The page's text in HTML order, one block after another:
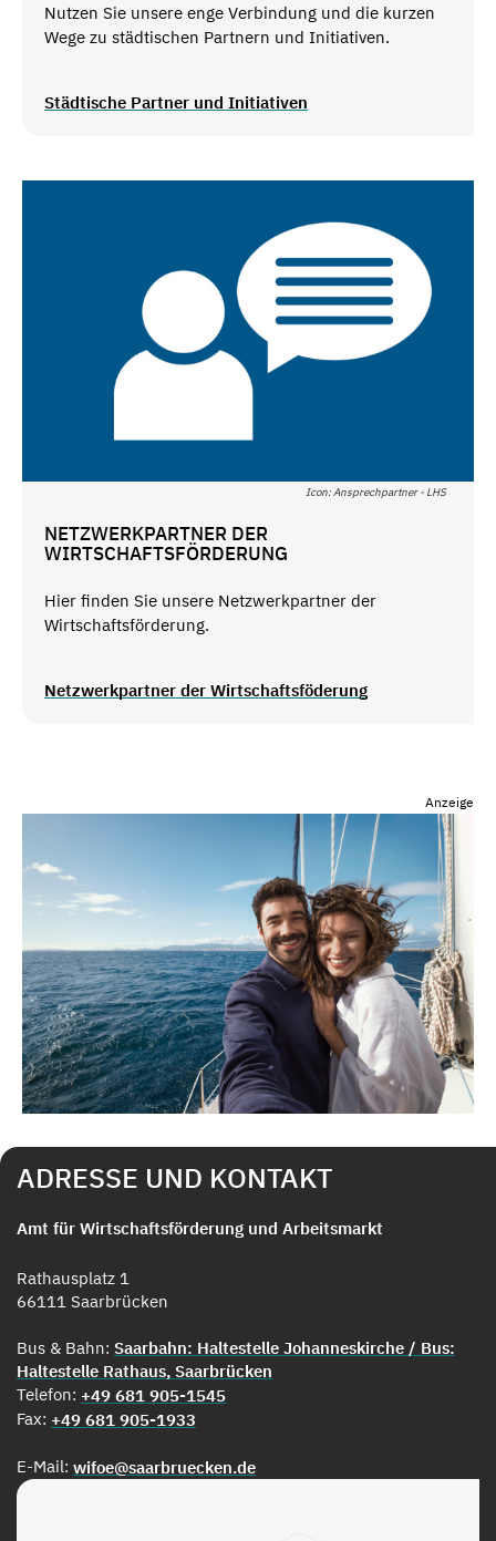
Nutzen Sie unsere enge Verbindung und die kurzen
Wege zu städtischen Partnern und Initiativen.
Städtische Partner und Initiativen
Icon: Ansprechpartner - LHS
NETZWERKPARTNER DER
WIRTSCHAFTSFÖRDERUNG
Hier finden Sie unsere Netzwerkpartner der
Wirtschaftsförderung.
Netzwerkpartner der Wirtschaftsföderung
Anzeige
ADRESSE UND KONTAKT
Amt für Wirtschaftsförderung und Arbeitsmarkt
Rathausplatz 1
66111 Saarbrücken
Bus & Bahn: Saarbahn: Haltestelle Johanneskirche / Bus:
Haltestelle Rathaus, Saarbrücken
Telefon: +49 681 905-1545
Fax: +49 681 905-1933
E-Mail: wifoe@saarbruecken.de